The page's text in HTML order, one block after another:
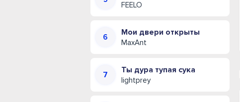
FEELO
Мои двери открыты
MaxAnt
Ты дура тупая сука
lightprey